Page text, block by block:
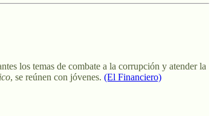
los temas de combate a la corrupción y atender la
, se reúnen con jóvenes. (El Financiero)